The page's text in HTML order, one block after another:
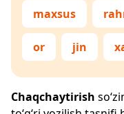
maxsus
or jin
Chaqchaytirish